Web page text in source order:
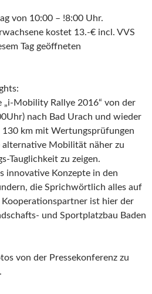
von 10:00 – !8:00 Uhr.
kostet 13.-€ incl. VVS
Tag geöffneten
„i-Mobility Rallye 2016“ von der
nach Bad Urach und wieder
130 km mit Wertungsprüfungen
alternative Mobilität näher zu
Tauglichkeit zu zeigen.
innovative Konzepte in den
die Sprichwörtlich alles auf
ist hier der
und Sportplatzbau Baden
von der Pressekonferenz zu